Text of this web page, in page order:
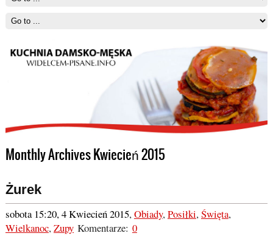
Monthly Archives Kwiecień 2015
Żurek
sobota 15:20, 4 Kwiecień 2015,Obiady,Posiłki,Święta,
Wielkanoc,ZupyKomentarze: 0